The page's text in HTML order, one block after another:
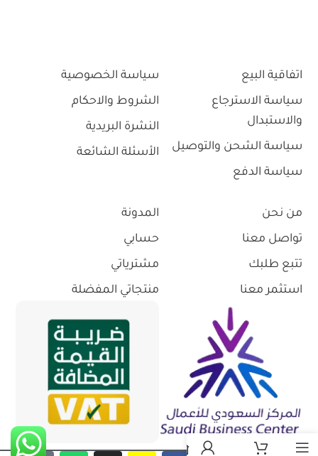
اتفاقية البيع
سياسة الاسترجاع
والاستبدال
سياسة الشحن والتوصيل
سياسة الدفع
سياسة الخصوصية
الشروط والاحكام
النشرة البريدية
الأسئلة الشائعة
من نحن
تواصل معنا
تتبع طلبك
استثمر معنا
المدونة
حسابي
مشترياتي
منتجاتي المفضلة